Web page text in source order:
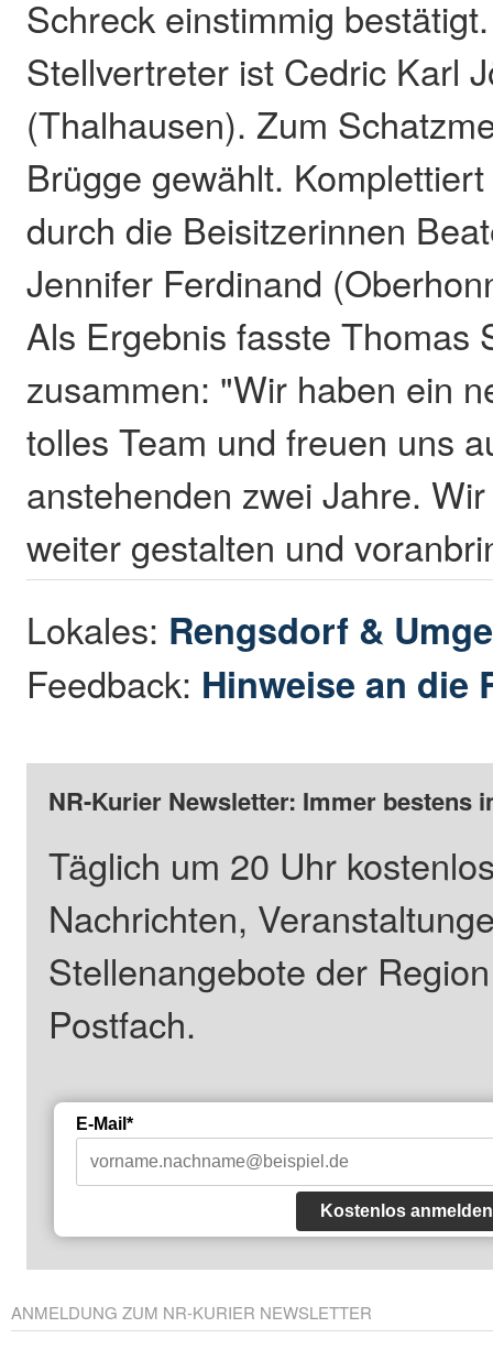
Schreck einstimmig
Stellvertreter ist Cedric Karl
(Thalhausen). Zum
Brügge gewählt.
durch die Beisitzerinnen
Jennifer Ferdinand
Als Ergebnis fasste Thomas
zusammen: "Wir haben ein
tolles Team und freuen uns
anstehenden zwei Jahre.
weiter gestalten und
Lokales: Rengsdorf &
Feedback: Hinweise an die
NR-Kurier Newsletter: Immer bestens
Täglich um 20 Uhr
Nachrichten,
Stellenangebote der
Postfach.
E-Mail*
Kostenlos anmelden
ANMELDUNG ZUM NR-KURIER NEWSLETTER